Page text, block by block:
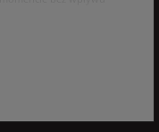
Mam prawo dostępu